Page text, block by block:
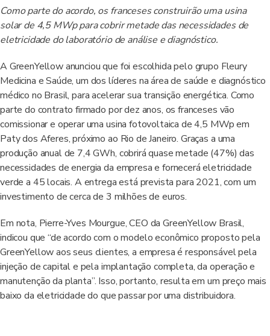
Como parte do acordo, os franceses construirão uma usina
solar de 4,5 MWp para cobrir metade das necessidades de
eletricidade do laboratório de análise e diagnóstico.
A GreenYellow anunciou que foi escolhida pelo grupo Fleury
Medicina e Saúde, um dos líderes na área de saúde e diagnóstico
médico no Brasil, para acelerar sua transição energética. Como
parte do contrato firmado por dez anos, os franceses vão
comissionar e operar uma usina fotovoltaica de 4,5 MWp em
Paty dos Aferes, próximo ao Rio de Janeiro. Graças a uma
produção anual de 7,4 GWh, cobrirá quase metade (47%) das
necessidades de energia da empresa e fornecerá eletricidade
verde a 45 locais. A entrega está prevista para 2021, com um
investimento de cerca de 3 milhões de euros.
Em nota, Pierre-Yves Mourgue, CEO da GreenYellow Brasil,
indicou que “de acordo com o modelo econômico proposto pela
GreenYellow aos seus clientes, a empresa é responsável pela
injeção de capital e pela implantação completa, da operação e
manutenção da planta”. Isso, portanto, resulta em um preço mais
baixo da eletricidade do que passar por uma distribuidora.